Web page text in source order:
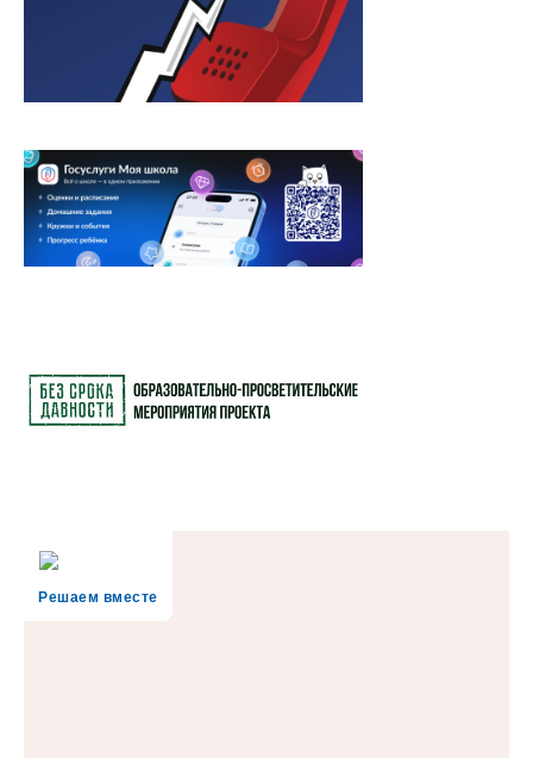
Решаем вместе